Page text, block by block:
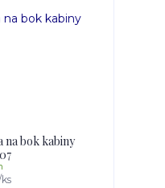
na bok kabiny
ks